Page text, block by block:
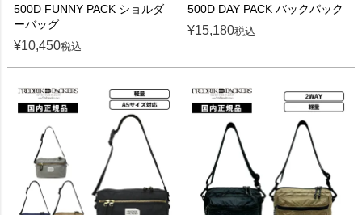
500D FUNNY PACK ショルダ
ーバッグ
¥10,450税込
500D DAY PACK バックパック
¥15,180税込